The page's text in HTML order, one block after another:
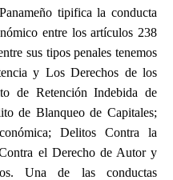
tipifica la conducta
entre los artículos 238
sus tipos penales tenemos
y Los Derechos de los
de Retención Indebida de
de Blanqueo de Capitales;
Delitos Contra la
el Derecho de Autor y
Una de las conductas